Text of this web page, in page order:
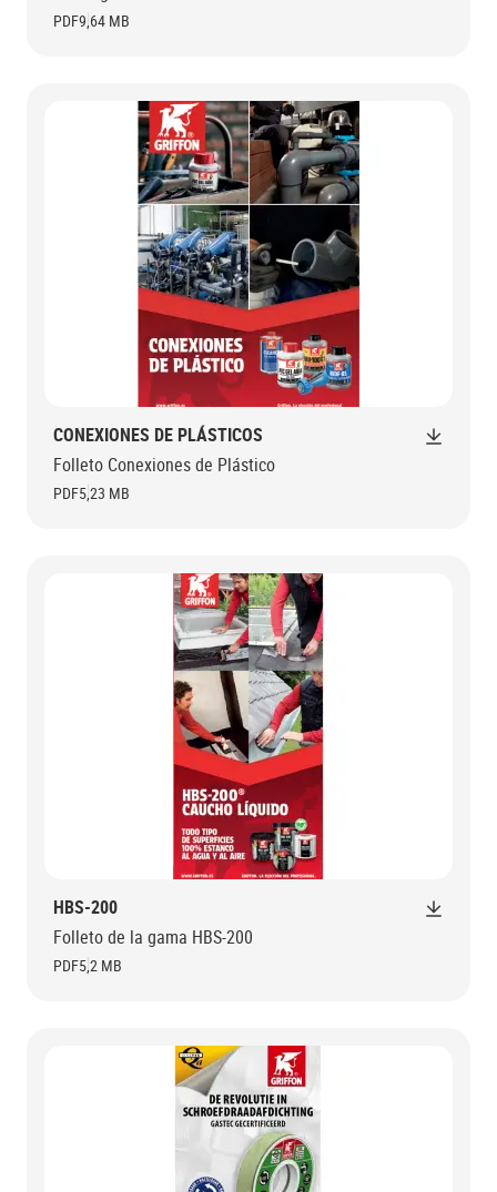
PDF9,64 MB
CONEXIONES DE PLÁSTICOS
Folleto Conexiones de Plástico
PDF5,23 MB
HBS-200
Folleto de la gama HBS-200
PDF5,2 MB